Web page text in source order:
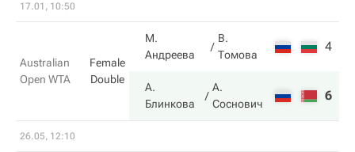
17.01, 10:50
Australian
Open WTA
Female
Double
М.
Андреева
В.
Томова
4
А.
Блинкова
А.
Соснович
6
26.05, 12:10